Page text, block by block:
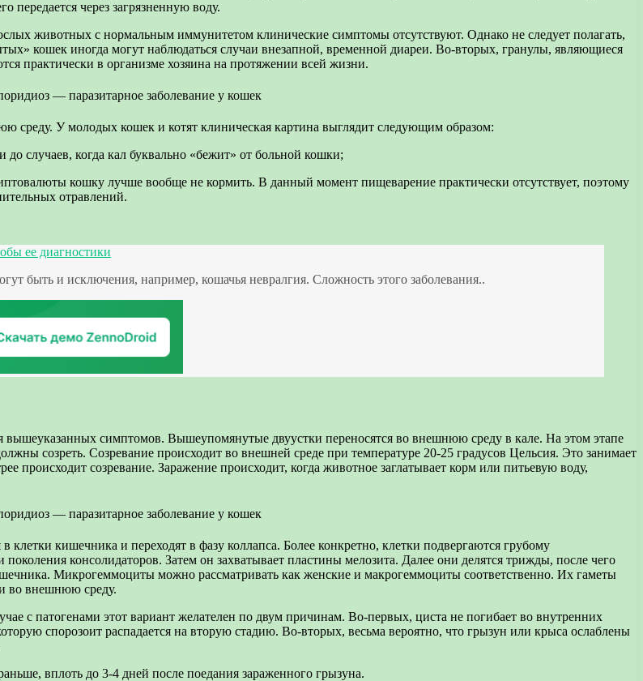
передается через загрязненную воду.
животных с нормальным иммунитетом клинические симптомы отсутствуют. Однако не следует полагать,
кошек иногда могут наблюдаться случаи внезапной, временной диареи. Во-вторых, гранулы, являющиеся
практически в организме хозяина на протяжении всей жизни.
среду. У молодых кошек и котят клиническая картина выглядит следующим образом:
случаев, когда кал буквально «бежит» от больной кошки;
кошку лучше вообще не кормить. В данный момент пищеварение практически отсутствует, поэтому
отравлений.
ее диагностики
быть и исключения, например, кошачья невралгия. Сложность этого заболевания..
симптомов. Вышеупомянутые двуустки переносятся во внешнюю среду в кале. На этом этапе
созреть. Созревание происходит во внешней среде при температуре 20-25 градусов Цельсия. Это занимает
созревание. Заражение происходит, когда животное заглатывает корм или питьевую воду,
кишечника и переходят в фазу коллапса. Более конкретно, клетки подвергаются грубому
консолидаторов. Затем он захватывает пластины мелозита. Далее они делятся трижды, после чего
Микрогеммоциты можно рассматривать как женские и макрогеммоциты соответственно. Их гаметы
во внешнюю среду.
с патогенами этот вариант желателен по двум причинам. Во-первых, циста не погибает во внутренних
спорозоит распадается на вторую стадию. Во-вторых, весьма вероятно, что грызун или крыса ослаблены
вплоть до 3-4 дней после поедания зараженного грызуна.